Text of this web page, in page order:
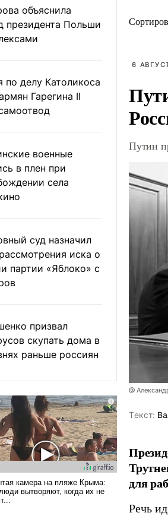
объяснила
президента Польши
по делу Католикоса
Гарегина II
военные
в плен при
села
суд назначил
иска о
партии «Яблоко» с
призвал
скупать дома в
раньше россиян
6
Путин
@
Tекст:
для
Речь